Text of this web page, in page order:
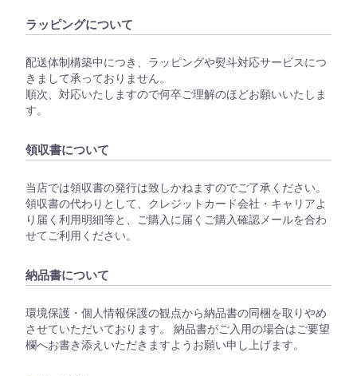
ラッピングについて
配送体制構築中につき、ラッピングや熨斗対応サービスにつ
きまして承っておりません。
順次、対応いたしますので何卒ご理解のほどお願いいたしま
す。
領収書について
当店では領収書の発行は致しかねますのでご了承ください。
領収書の代わりとして、クレジットカード会社・キャリアよ
り届く利用明細等と、ご購入に届くご購入確認メールを合わ
せてご利用ください。
納品書について
環境保護・個人情報保護の観点から納品書の同梱を取りやめ
させていただいております。 納品書がご入用の場合はご要望
欄へお書き添えいただきますようお願い申し上げます。